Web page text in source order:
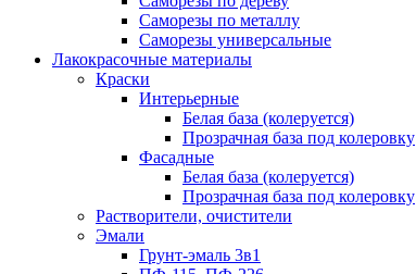
Саморезы по металлу
Саморезы универсальные
Лакокрасочные материалы
Краски
Интерьерные
Белая база (колеруется)
Прозрачная база под колеровку
Фасадные
Белая база (колеруется)
Прозрачная база под колеровку
Растворители, очистители
Эмали
Грунт-эмаль 3в1